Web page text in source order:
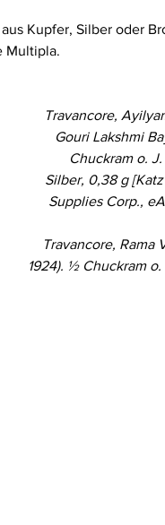
Kupfer, Silber oder
Multipla.
Travancore,
Gouri Lakshmi
Chuckram o. J.
Silber, 0,38 g
Supplies Corp.,
Travancore, Rama
1924). ½ Chuckram